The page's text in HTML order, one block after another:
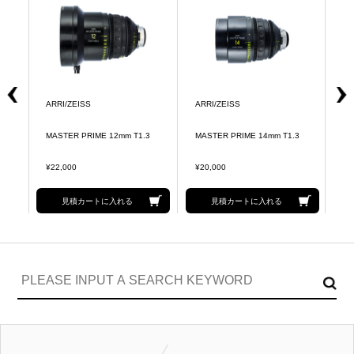
ARRI/ZEISS
MASTER PRIME 12mm T1.3
¥22,000
見積カートに入れる
ARRI/ZEISS
MASTER PRIME 14mm T1.3
¥20,000
見積カートに入れる